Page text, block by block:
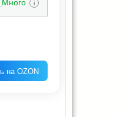
Много i
на OZON